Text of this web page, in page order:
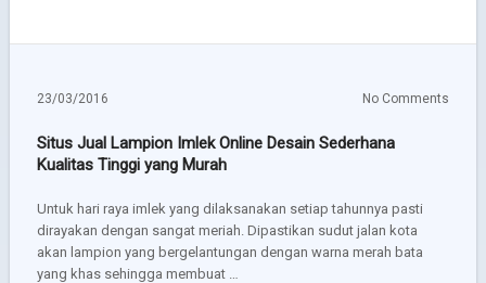
23/03/2016 No Comments
Situs Jual Lampion Imlek Online Desain Sederhana
Kualitas Tinggi yang Murah
Untuk hari raya imlek yang dilaksanakan setiap tahunnya pasti
dirayakan dengan sangat meriah. Dipastikan sudut jalan kota
akan lampion yang bergelantungan dengan warna merah bata
yang khas sehingga membuat …